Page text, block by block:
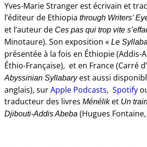
Yves-Marie Stranger est écrivain et
l’éditeur de Ethiopia through Writers’
et l’auteur de Ces pas qui trop vite
Minotaure). Son exposition « Le
présentée à la fois en Éthiopie (Addis-
Éthio-Française), et en France (Carré
Abyssinian Syllabaryest aussi
anglais), surApple Podcasts, Spotify
traducteur des livres Ménélik et Un
Djibouti-Addis Abeba(Hugues